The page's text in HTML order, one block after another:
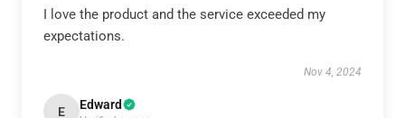
I love the product and the service exceeded my
expectations.
Nov 4, 2024
E Edward